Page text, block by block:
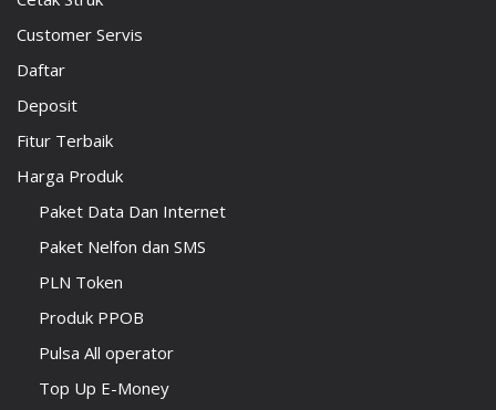
Customer Servis
Daftar
Deposit
Fitur Terbaik
Harga Produk
Paket Data Dan Internet
Paket Nelfon dan SMS
PLN Token
Produk PPOB
Pulsa All operator
Top Up E-Money